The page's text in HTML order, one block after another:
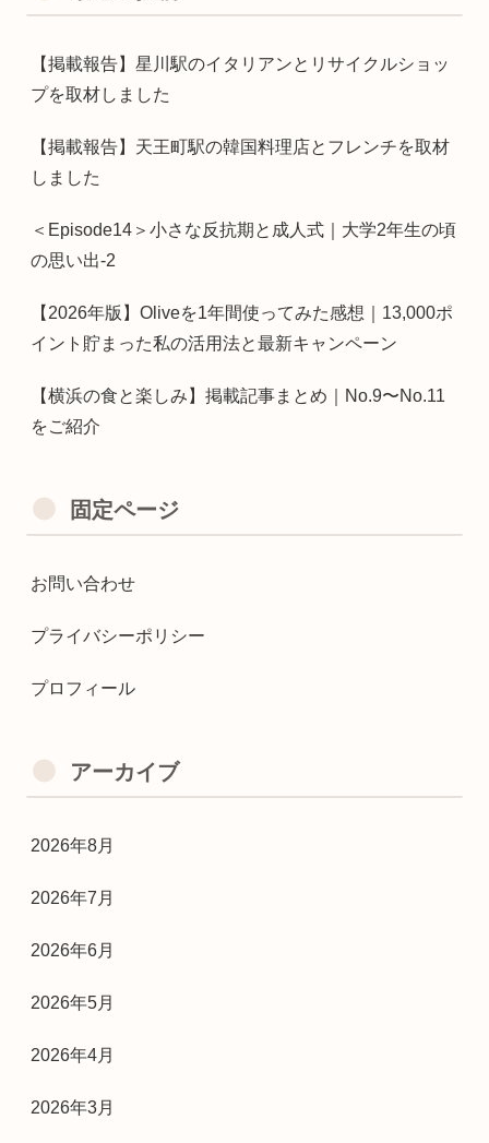
【掲載報告】星川駅のイタリアンとリサイクルショッ
プを取材しました
【掲載報告】天王町駅の韓国料理店とフレンチを取材
しました
＜Episode14＞小さな反抗期と成人式｜大学2年生の頃
の思い出-2
【2026年版】Oliveを1年間使ってみた感想｜13,000ポ
イント貯まった私の活用法と最新キャンペーン
【横浜の食と楽しみ】掲載記事まとめ｜No.9〜No.11
をご紹介
固定ページ
お問い合わせ
プライバシーポリシー
プロフィール
アーカイブ
2026年8月
2026年7月
2026年6月
2026年5月
2026年4月
2026年3月